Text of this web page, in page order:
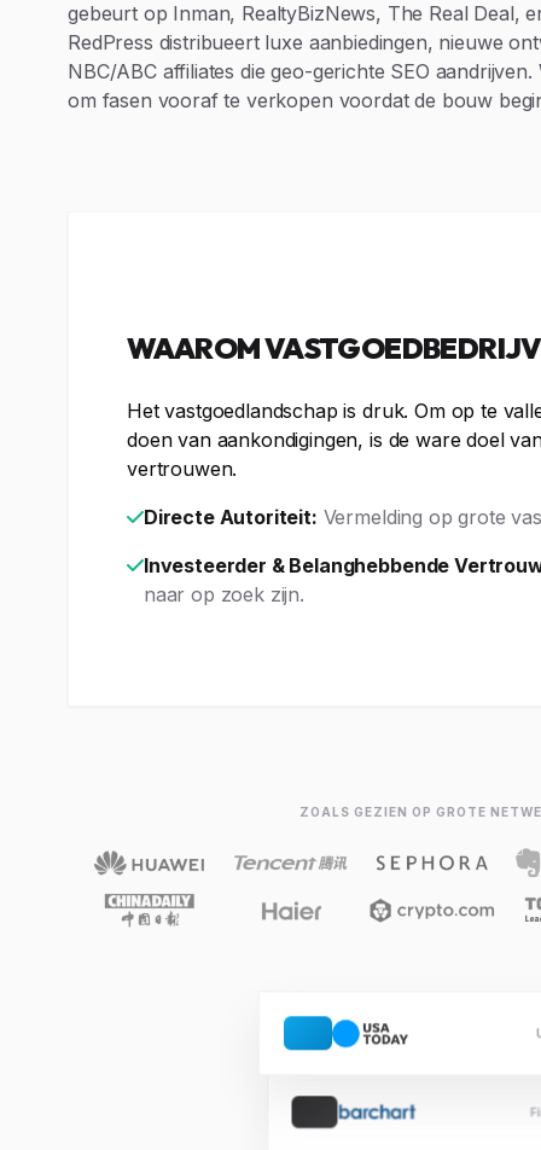
gebeurt op Inman, RealtyBizNews, The Real Deal,
RedPress distribueert luxe aanbiedingen, nieuwe
NBC/ABC affiliates die geo-gerichte SEO
om fasen vooraf te verkopen voordat de bouw
WAAROM
Het vastgoedlandschap is druk. Om op te
doen van aankondigingen, is de ware doel
vertrouwen.
Directe Autoriteit: Vermelding op grote
Investeerder & Belanghebbende
naar op zoek zijn.
ZOALS GEZIEN OP GROTE